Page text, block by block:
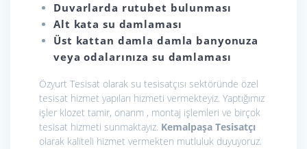
Duvarlarda rutubet bulunması
Alt kata su damlaması
Üst kattan damla damla banyonuza
veya odalarınıza su damlaması
Özyurt Tesisat olarak su tesisatçısı sektöründe özel
tesisat hizmet yapıları hizmeti vermekteyiz. Yaptığımız
işler klozet tamir, onarım , montaj işlemleri ve birçok
tesisat hizmeti sunmaktayız. Kemalpaşa Tesisatçı
olarak kaliteli hizmet vermekten mutluluk duyuyoruz.